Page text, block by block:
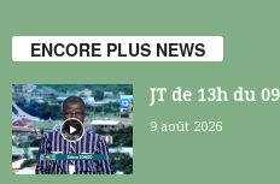
ENCORE PLUS NEWS
JT de 13h du
9 août 2026